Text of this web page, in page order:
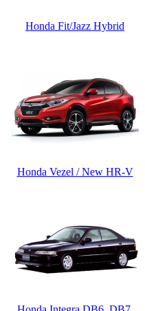
Honda Fit/Jazz Hybrid
Honda Vezel / New HR-V